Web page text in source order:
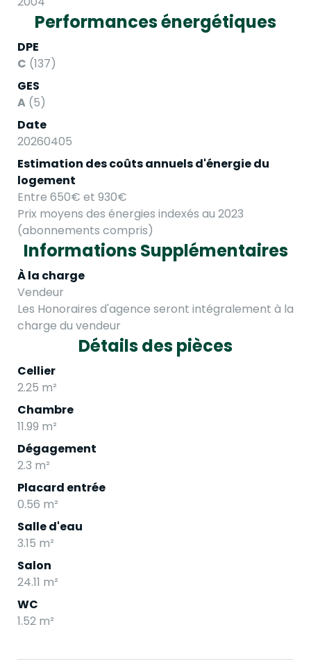
Performances énergétiques
DPE
C (137)
GES
A (5)
Date
20260405
Estimation des coûts annuels d'énergie du
logement
Entre 650€ et 930€
Prix moyens des énergies indexés au 2023
(abonnements compris)
Informations Supplémentaires
À la charge
Vendeur
Les Honoraires d'agence seront intégralement à la
charge du vendeur
Détails des pièces
Cellier
2.25 m²
Chambre
11.99 m²
Dégagement
2.3 m²
Placard entrée
0.56 m²
Salle d'eau
3.15 m²
Salon
24.11 m²
WC
1.52 m²